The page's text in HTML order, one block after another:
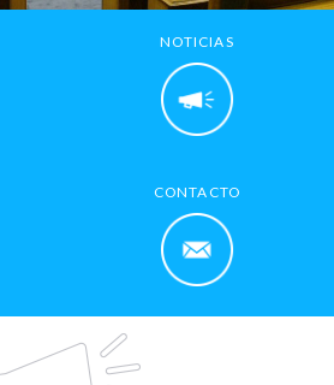
NOTICIAS
CONTACTO